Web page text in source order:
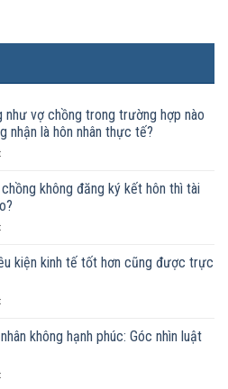
như vợ chồng trong trường hợp nào
nhận là hôn nhân thực tế?
ở
nữ
sống
chung
như
chồng
hợp
được
công
không đăng ký kết hôn thì tài
ở
chung
chồng
đăng
hôn
kiện kinh tế tốt hơn cũng được trực
ở
phải
điều
không hạnh phúc: Góc nhìn luật
ở